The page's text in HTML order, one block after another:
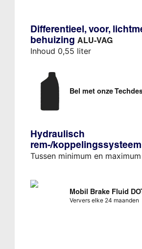
Differentieel, voor,
behuizing ALU-VAG
Inhoud 0,55 liter
Bel met onze
Hydraulisch
rem-/koppelingssysteem
Tussen minimum en
Mobil Brake Fluid
Ververs elke 24 maanden